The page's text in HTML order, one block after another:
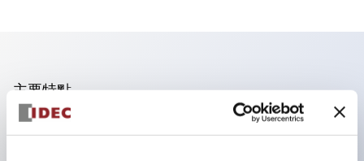
主要特點
業界首創！一個LED實現6種顏色功能